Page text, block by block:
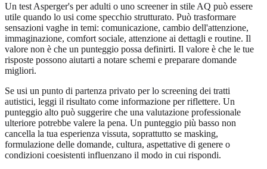
Un test Asperger's per adulti o uno screener in stile AQ può essere
utile quando lo usi come specchio strutturato. Può trasformare
sensazioni vaghe in temi: comunicazione, cambio dell'attenzione,
immaginazione, comfort sociale, attenzione ai dettagli e routine. Il
valore non è che un punteggio possa definirti. Il valore è che le tue
risposte possono aiutarti a notare schemi e preparare domande
migliori.
Se usi un punto di partenza privato per lo screening dei tratti
autistici, leggi il risultato come informazione per riflettere. Un
punteggio alto può suggerire che una valutazione professionale
ulteriore potrebbe valere la pena. Un punteggio più basso non
cancella la tua esperienza vissuta, soprattutto se masking,
formulazione delle domande, cultura, aspettative di genere o
condizioni coesistenti influenzano il modo in cui rispondi.